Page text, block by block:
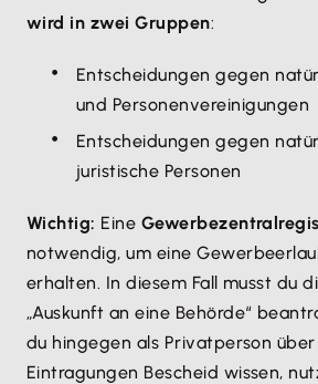
wird in zwei Gruppen:
Entscheidungen gegen
und Personenvereinigungen
Entscheidungen gegen
juristische Personen
Wichtig: Eine
notwendig, um eine
erhalten. In diesem Fall musst du
„Auskunft an eine Behörde“
du hingegen als Privatperson
Eintragungen Bescheid wissen,